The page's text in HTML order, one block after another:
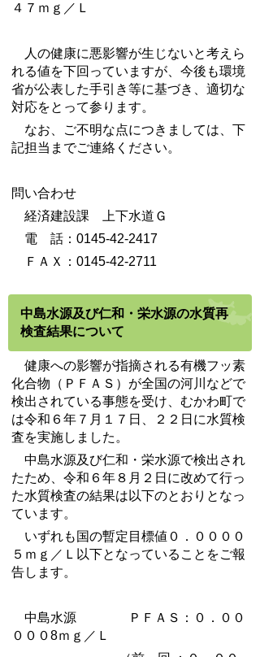
４７ｍｇ／Ｌ
人の健康に悪影響が生じないと考えら
れる値を下回っていますが、今後も環境
省が公表した手引き等に基づき、適切な
対応をとって参ります。
なお、ご不明な点につきましては、下
記担当までご連絡ください。
問い合わせ
経済建設課 上下水道Ｇ
電 話：0145-42-2417
ＦＡＸ：0145-42-2711
中島水源及び仁和・栄水源の水質再
検査結果について
健康への影響が指摘される有機フッ素
化合物（ＰＦＡＳ）が全国の河川などで
検出されている事態を受け、むかわ町で
は令和６年７月１７日、２２日に水質検
査を実施しました。
中島水源及び仁和・栄水源で検出され
たため、令和６年８月２日に改めて行っ
た水質検査の結果は以下のとおりとなっ
ています。
いずれも国の暫定目標値０．００００
５ｍｇ／Ｌ以下となっていることをご報
告します。
中島水源 ＰＦＡＳ：０．００
０００8ｍｇ／Ｌ